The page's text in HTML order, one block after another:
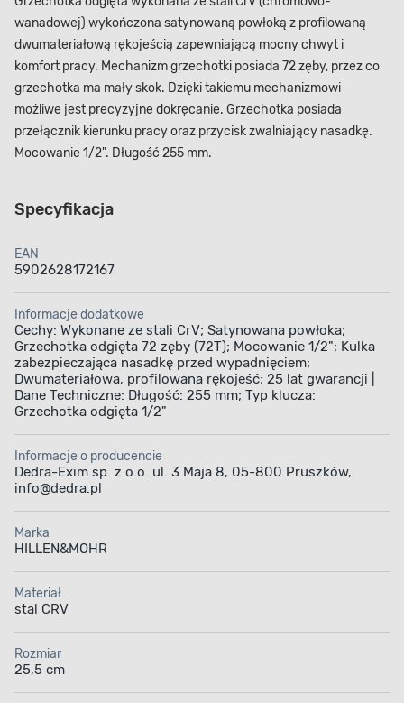
wanadowej) wykończona satynowaną powłoką z profilowaną
dwumateriałową rękojeścią zapewniającą mocny chwyt i
komfort pracy. Mechanizm grzechotki posiada 72 zęby, przez co
grzechotka ma mały skok. Dzięki takiemu mechanizmowi
możliwe jest precyzyjne dokręcanie. Grzechotka posiada
przełącznik kierunku pracy oraz przycisk zwalniający nasadkę.
Mocowanie 1/2". Długość 255 mm.
Specyfikacja
EAN
5902628172167
Informacje dodatkowe
Cechy: Wykonane ze stali CrV; Satynowana powłoka;
Grzechotka odgięta 72 zęby (72T); Mocowanie 1/2"; Kulka
zabezpieczająca nasadkę przed wypadnięciem;
Dwumateriałowa, profilowana rękojeść; 25 lat gwarancji |
Dane Techniczne: Długość: 255 mm; Typ klucza:
Grzechotka odgięta 1/2"
Informacje o producencie
Dedra-Exim sp. z o.o. ul. 3 Maja 8, 05-800 Pruszków,
info@dedra.pl
Marka
HILLEN&MOHR
Materiał
stal CRV
Rozmiar
25,5 cm